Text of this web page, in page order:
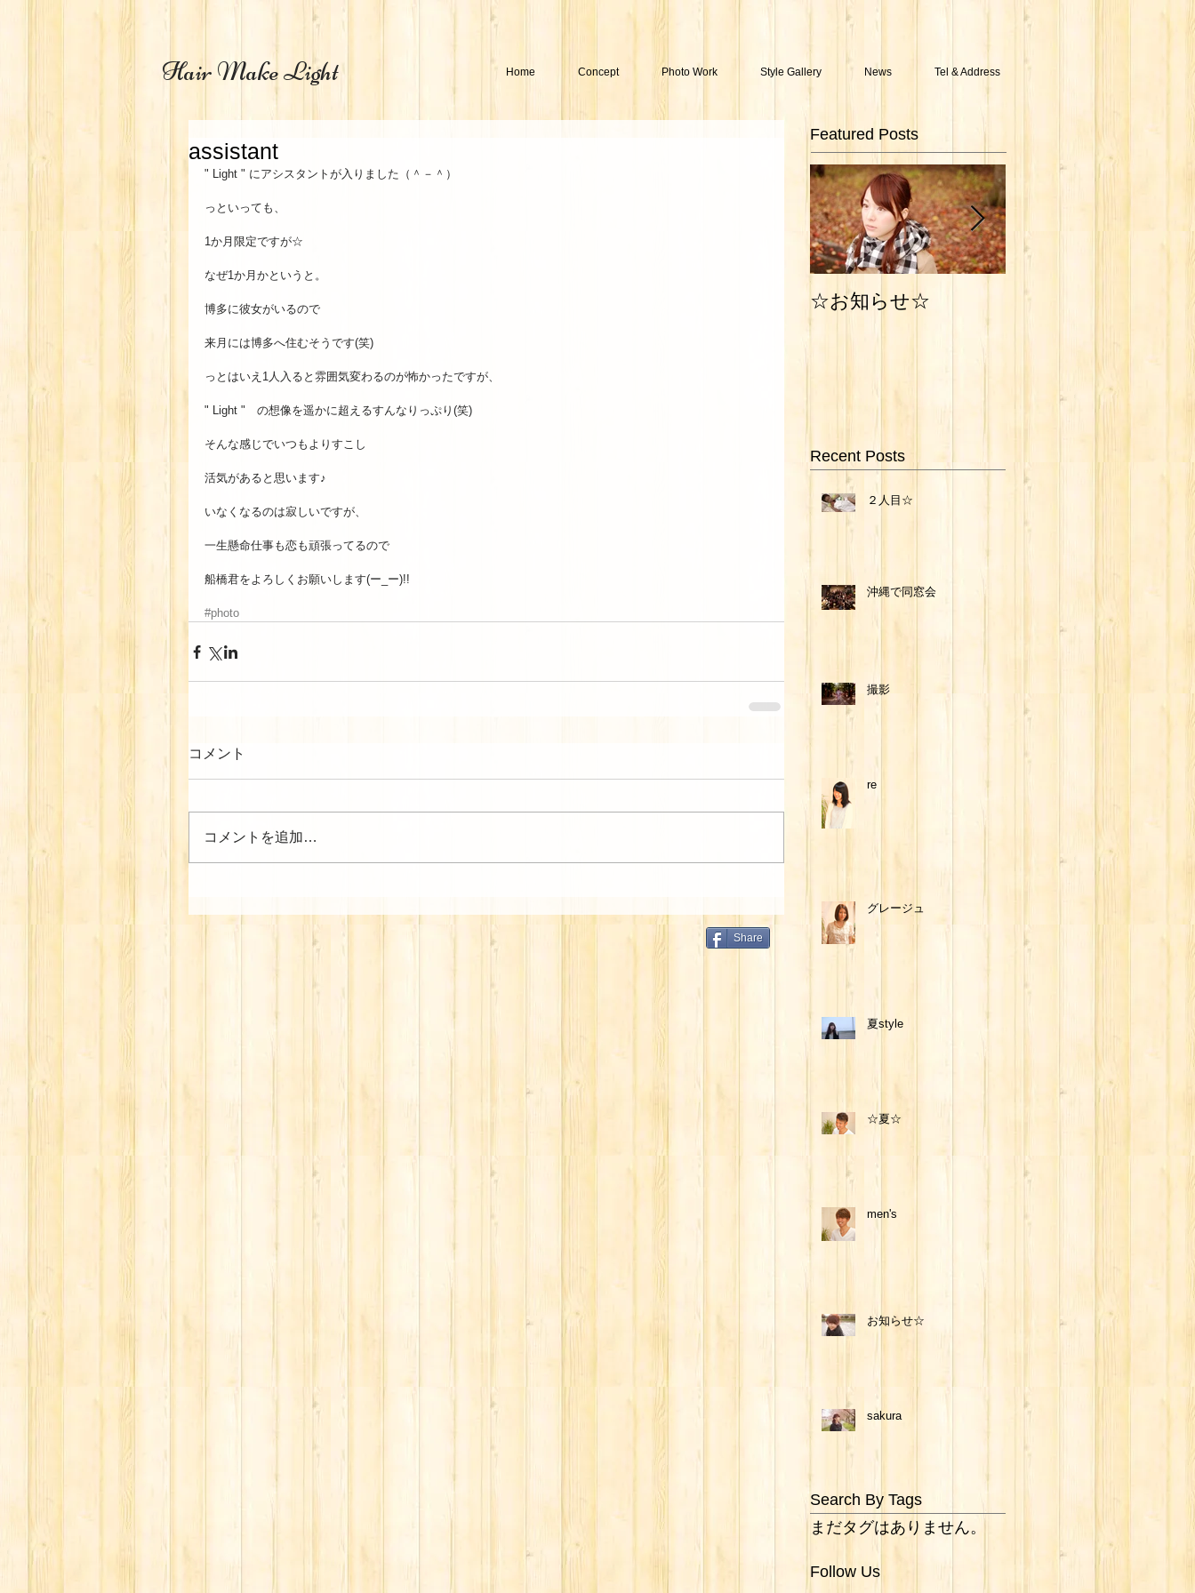
Hair Make Light Home Concept Photo Work Style Gallery News Tel & Address
assistant
" Light " にアシスタントが入りました（＾－＾）
っといっても、
1か月限定ですが☆
なぜ1か月かというと。
博多に彼女がいるので
来月には博多へ住むそうです(笑)
っとはいえ1人入ると雰囲気変わるのが怖かったですが、
" Light "　の想像を遥かに超えるすんなりっぷり(笑)
そんな感じでいつもよりすこし
活気があると思います♪
いなくなるのは寂しいですが、
一生懸命仕事も恋も頑張ってるので
船橋君をよろしくお願いします(ー_ー)!!
#photo
コメント
コメントを追加…
Share
Featured Posts
☆お知らせ☆ Photo Work
Recent Posts
２人目☆
沖縄で同窓会
撮影
re
グレージュ
夏style
☆夏☆
men's
お知らせ☆
sakura
Search By Tags
まだタグはありません。
Follow Us